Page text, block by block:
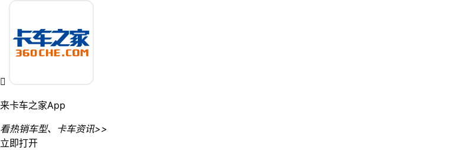

来卡车之家App
看热销车型、卡车资讯>>
立即打开